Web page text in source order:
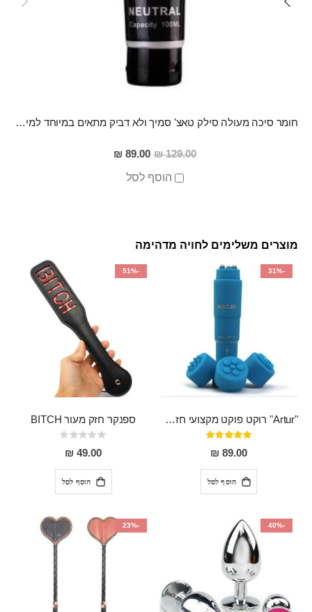
חומר סיכה מעולה סילק טאצ' סמיך ולא דביק מתאים במיוחד למין אנאלי
129.00 ₪
מחיר
מבצע
89.00 ₪
הוסף לסל
מוצרים משלימים לחויה מדהימה
-31%
"Artur" רוקט פוקט מקצועי חזק במיוחד
דירוג:
95%
89.00 ₪
הוסף לסל
-51%
ספנקר חזק מעור BITCH
Rating:
0%
49.00 ₪
הוסף לסל
-40%
-23%